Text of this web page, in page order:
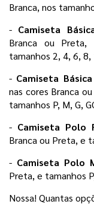
Branca, nos
- Camiseta
Branca ou
tamanhos 2, 4, 6,
- Camiseta
nas cores Branca
tamanhos P, M, G,
- Camiseta Polo
Branca ou Preta, e
- Camiseta Polo
Preta, e tamanhos
Nossa! Quantas